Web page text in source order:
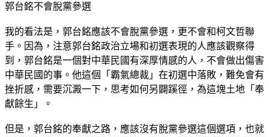
郭台銘不會脫黨參選
我的看法是，郭台銘應該不會脫黨參選，更不會和柯文哲聯
手。因為，注意郭台銘政治立場和初選表現的人應該觀察得
到，郭台銘是一個對中華民國有深厚情感的人，不會做出傷害
中華民國的事。他這個「霸氣總裁」在初選中落敗，難免會有
挫折感，需要沉澱一下，思考如何另闢蹊徑，為這塊土地「奉
獻餘生」。
但是，郭台銘的奉獻之路，應該沒有脫黨參選這個選項，也就